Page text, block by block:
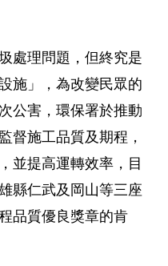
頁
處理問題，但終究是
施」，為改變民眾的
公害，環保署於推動
督施工品質及期程，
並提高運轉效率，目
縣仁武及岡山等三座
品質優良獎章的肯